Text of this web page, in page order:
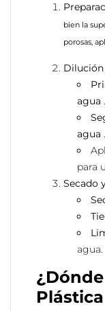
bien la
porosas,
agua .
agua .
para
Secado
agua.